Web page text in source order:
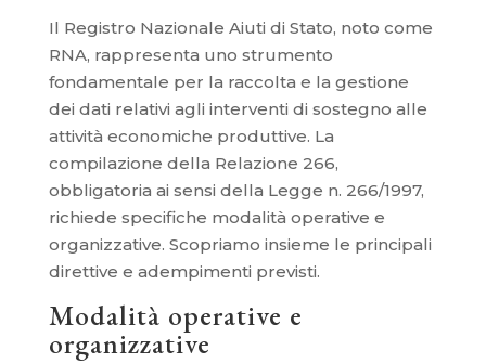
Il Registro Nazionale Aiuti di Stato, noto come
RNA, rappresenta uno strumento
fondamentale per la raccolta e la gestione
dei dati relativi agli interventi di sostegno alle
attività economiche produttive. La
compilazione della Relazione 266,
obbligatoria ai sensi della Legge n. 266/1997,
richiede specifiche modalità operative e
organizzative. Scopriamo insieme le principali
direttive e adempimenti previsti.
Modalità operative e
organizzative